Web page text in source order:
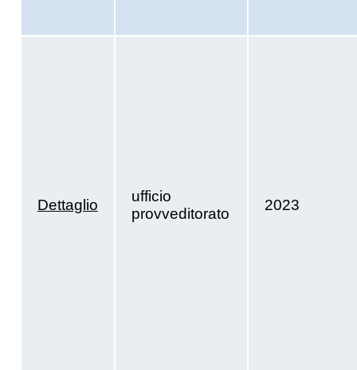
Dettaglio
ufficio
provveditorato
2023